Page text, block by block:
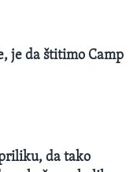
je da štitimo Camp
da tako